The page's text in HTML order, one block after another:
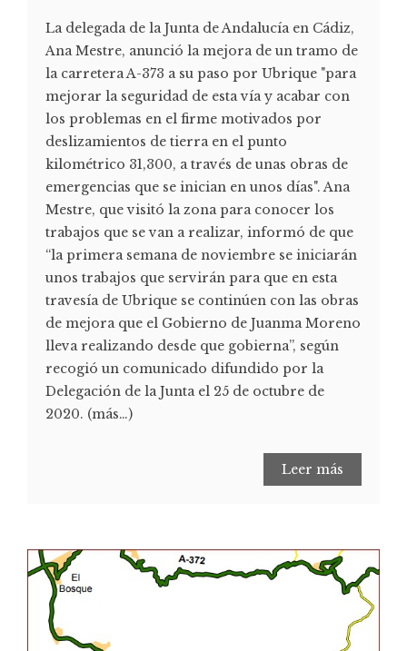
La delegada de la Junta de Andalucía en Cádiz,
Ana Mestre, anunció la mejora de un tramo de
la carretera A-373 a su paso por Ubrique "para
mejorar la seguridad de esta vía y acabar con
los problemas en el firme motivados por
deslizamientos de tierra en el punto
kilométrico 31,300, a través de unas obras de
emergencias que se inician en unos días". Ana
Mestre, que visitó la zona para conocer los
trabajos que se van a realizar, informó de que
“la primera semana de noviembre se iniciarán
unos trabajos que servirán para que en esta
travesía de Ubrique se continúen con las obras
de mejora que el Gobierno de Juanma Moreno
lleva realizando desde que gobierna”, según
recogió un comunicado difundido por la
Delegación de la Junta el 25 de octubre de
2020. (más…)
Leer más